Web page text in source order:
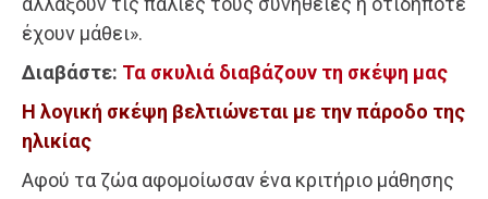
έχουν μάθει».
Διαβάστε: Τα σκυλιά διαβάζουν τη σκέψη μας
Η λογική σκέψη βελτιώνεται με την πάροδο της
ηλικίας
Αφού τα ζώα αφομοίωσαν ένα κριτήριο μάθησης